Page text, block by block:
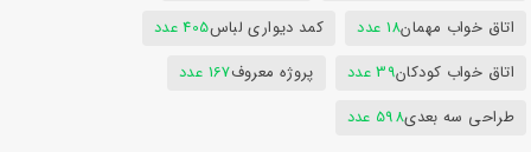
اتاق خواب مهمان18 عدد کمد دیواری لباس405 عدد
اتاق خواب کودکان39 عدد پروژه معروف167 عدد
طراحی سه بعدی598 عدد